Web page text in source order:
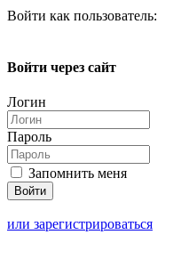
Войти как пользователь:
Войти через сайт
Логин
Пароль
Запомнить меня
или зарегистрироваться